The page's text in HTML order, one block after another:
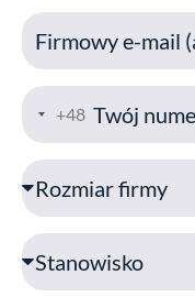
E
m
a
T
e
e
o
n
+48
R
o
m
S
t